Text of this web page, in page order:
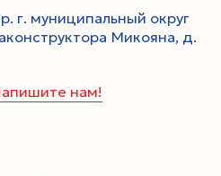
г. муниципальный округ
Микояна, д.
нам!